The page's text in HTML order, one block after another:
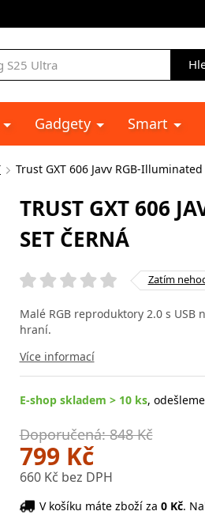
Gadgety Smart
Trust GXT 606 Javv RGB-
TRUST GXT 606
SET ČERNÁ
Zatím
Malé RGB reproduktory 2.0 s
hraní.
Více informací
E-shop skladem > 10 ks,
Doporučená: 848 Kč
799 Kč
660 Kč bez DPH
V košíku máte zboží za 0 Kč.